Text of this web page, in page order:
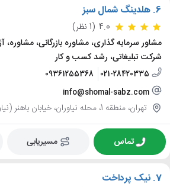
6. هلدینگ شمال سبز
4.0 (1 نظر)
مشاور سرمایه گذاری، مشاوره بازرگانی، مشاوره،
شرکت تبلیغاتی، رشد کسب و کار
021-28420335
09361255368
info@shomal-sabz.com
تهران، منطقه 1، محله نیاوران، خیابان باهنر (نیاوران)، چهارراه کامرانیه
تماس مسیریابی
7. نیک پرداخت